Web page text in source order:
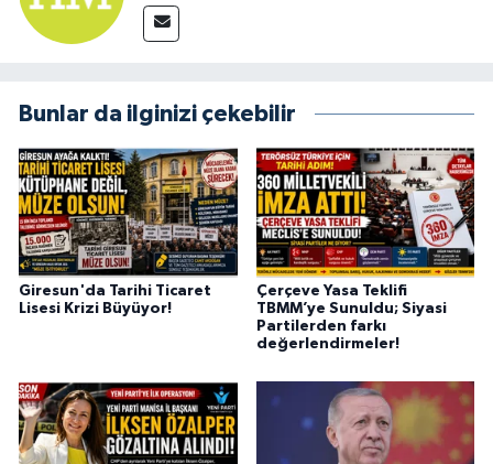
Bunlar da ilginizi çekebilir
Giresun'da Tarihi Ticaret
Lisesi Krizi Büyüyor!
Çerçeve Yasa Teklifi
TBMM’ye Sunuldu; Siyasi
Partilerden farkı
değerlendirmeler!